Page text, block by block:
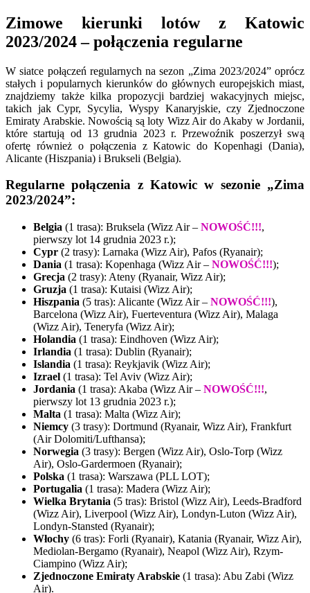
Zimowe kierunki lotów z Katowic
2023/2024 – połączenia regularne
W siatce połączeń regularnych na sezon „Zima 2023/2024” oprócz
stałych i popularnych kierunków do głównych europejskich miast,
znajdziemy także kilka propozycji bardziej wakacyjnych miejsc,
takich jak Cypr, Sycylia, Wyspy Kanaryjskie, czy Zjednoczone
Emiraty Arabskie. Nowością są loty Wizz Air do Akaby w Jordanii,
które startują od 13 grudnia 2023 r. Przewoźnik poszerzył swą
ofertę również o połączenia z Katowic do Kopenhagi (Dania),
Alicante (Hiszpania) i Brukseli (Belgia).
Regularne połączenia z Katowic w sezonie „Zima
2023/2024”:
Belgia (1 trasa): Bruksela (Wizz Air – NOWOŚĆ!!!,
pierwszy lot 14 grudnia 2023 r.);
Cypr (2 trasy): Larnaka (Wizz Air), Pafos (Ryanair);
Dania (1 trasa): Kopenhaga (Wizz Air – NOWOŚĆ!!!);
Grecja (2 trasy): Ateny (Ryanair, Wizz Air);
Gruzja (1 trasa): Kutaisi (Wizz Air);
Hiszpania (5 tras): Alicante (Wizz Air – NOWOŚĆ!!!),
Barcelona (Wizz Air), Fuerteventura (Wizz Air), Malaga
(Wizz Air), Teneryfa (Wizz Air);
Holandia (1 trasa): Eindhoven (Wizz Air);
Irlandia (1 trasa): Dublin (Ryanair);
Islandia (1 trasa): Reykjavik (Wizz Air);
Izrael (1 trasa): Tel Aviv (Wizz Air);
Jordania (1 trasa): Akaba (Wizz Air – NOWOŚĆ!!!,
pierwszy lot 13 grudnia 2023 r.);
Malta (1 trasa): Malta (Wizz Air);
Niemcy (3 trasy): Dortmund (Ryanair, Wizz Air), Frankfurt
(Air Dolomiti/Lufthansa);
Norwegia (3 trasy): Bergen (Wizz Air), Oslo-Torp (Wizz
Air), Oslo-Gardermoen (Ryanair);
Polska (1 trasa): Warszawa (PLL LOT);
Portugalia (1 trasa): Madera (Wizz Air);
Wielka Brytania (5 tras): Bristol (Wizz Air), Leeds-Bradford
(Wizz Air), Liverpool (Wizz Air), Londyn-Luton (Wizz Air),
Londyn-Stansted (Ryanair);
Włochy (6 tras): Forli (Ryanair), Katania (Ryanair, Wizz Air),
Mediolan-Bergamo (Ryanair), Neapol (Wizz Air), Rzym-
Ciampino (Wizz Air);
Zjednoczone Emiraty Arabskie (1 trasa): Abu Zabi (Wizz
Air).